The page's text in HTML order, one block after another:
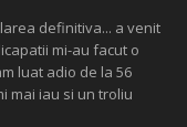
definitiva... a venit
mi-au facut o
luat adio de la 56
mai iau si un troliu